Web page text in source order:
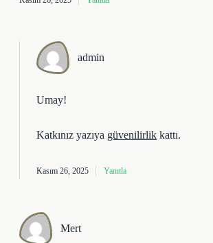
admin
Umay!
Katkınız yazıya güvenilirlik kattı.
Kasım 26, 2025 Yanıtla
Mert